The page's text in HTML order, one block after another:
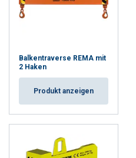
Balkentraverse REMA mit
2 Haken
Produkt anzeigen